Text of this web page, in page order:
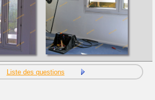
Liste des questions